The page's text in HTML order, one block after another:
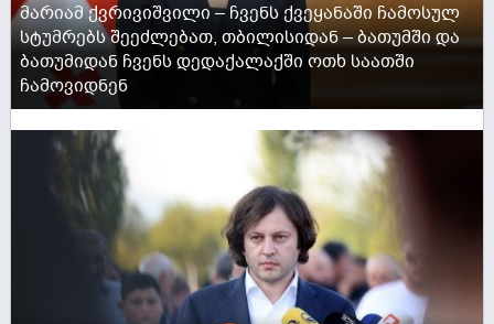
მარიამ ქვრივიშვილი – ჩვენს ქვეყანაში ჩამოსულ
სტუმრებს შეეძლებათ, თბილისიდან – ბათუმში და
ბათუმიდან ჩვენს დედაქალაქში ოთხ საათში
ჩამოვიდნენ